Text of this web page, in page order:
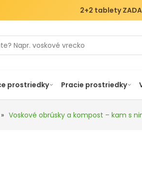
2+2 tablety
prostriedky Pracie prostriedky
» Voskové obrúsky a kompost – kam s